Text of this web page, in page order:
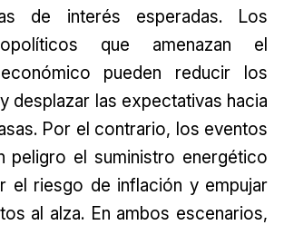
de interés esperadas. Los
que amenazan el
pueden reducir los
desplazar las expectativas hacia
Por el contrario, los eventos
peligro el suministro energético
el riesgo de inflación y empujar
al alza. En ambos escenarios,